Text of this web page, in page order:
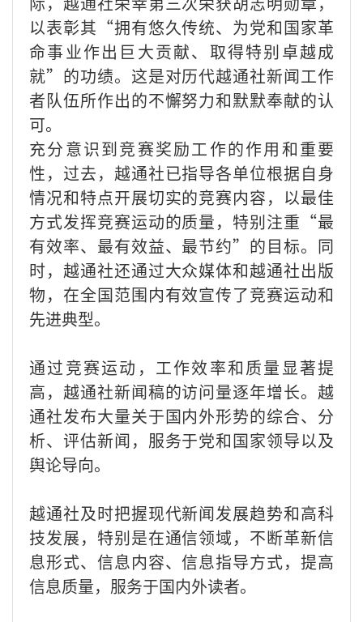
以表彰其“拥有悠久传统、为党和国家革
命事业作出巨大贡献、取得特别卓越成
就”的功绩。这是对历代越通社新闻工作
者队伍所作出的不懈努力和默默奉献的认
可。
充分意识到竞赛奖励工作的作用和重要
性，过去，越通社已指导各单位根据自身
情况和特点开展切实的竞赛内容，以最佳
方式发挥竞赛运动的质量，特别注重“最
有效率、最有效益、最节约”的目标。同
时，越通社还通过大众媒体和越通社出版
物，在全国范围内有效宣传了竞赛运动和
先进典型。
通过竞赛运动，工作效率和质量显著提
高，越通社新闻稿的访问量逐年增长。越
通社发布大量关于国内外形势的综合、分
析、评估新闻，服务于党和国家领导以及
舆论导向。
越通社及时把握现代新闻发展趋势和高科
技发展，特别是在通信领域，不断革新信
息形式、信息内容、信息指导方式，提高
信息质量，服务于国内外读者。